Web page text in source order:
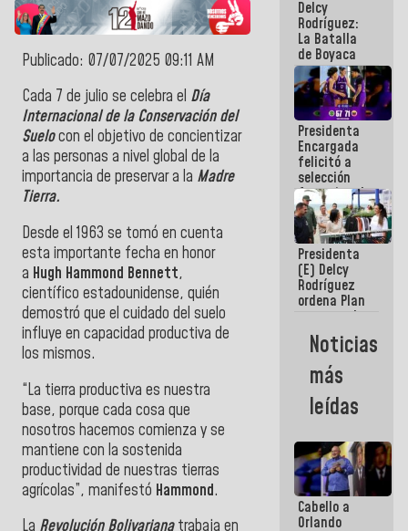
Publicado: 07/07/2025 09:11 AM
Cada 7 de julio se celebra el Día
Internacional de la Conservación del
Suelocon el objetivo de concientizar
a las personas a nivel global de la
importancia de preservar a la Madre
Tierra.
Desde el 1963 se tomó en cuenta
esta importante fecha en honor
a Hugh Hammond Bennett,
científico estadounidense, quién
demostró que el cuidado del suelo
influye en capacidad productiva de
los mismos.
“La tierra productiva es nuestra
base, porque cada cosa que
nosotros hacemos comienza y se
mantiene con la sostenida
productividad de nuestras tierras
agrícolas”, manifestó Hammond.
La Revolución Bolivarianatrabaja en
Delcy
Rodríguez:
La Batalla
de Boyaca
representa
un capítulo
decisivo en
la gesta
emancipadora
de nuestra
América
Presidenta
Encargada
felicitó a
selección
femenina de
baloncesto
por su
clasificación
a la
AmeriCup
2027
Presidenta
(E) Delcy
Rodríguez
ordena Plan
maestro de
desarrollo
logístico y
turístico
para La
Guaira
Noticias
más
leídas
Cabello a
Orlando